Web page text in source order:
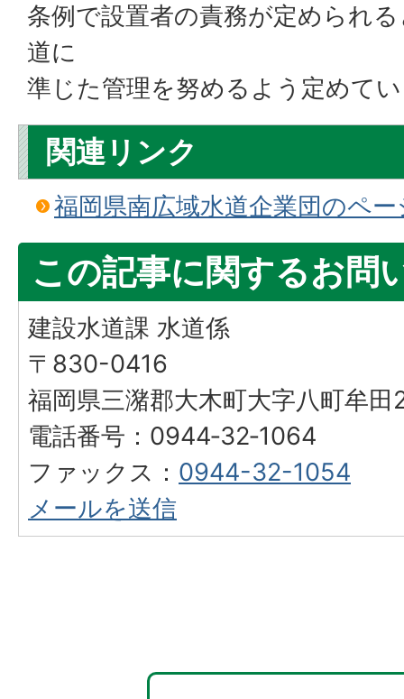
条例で設置者の責務が定められ
道に
準じた管理を努めるよう定めて
関連リンク
福岡県南広域水道企業団のペ
この記事に関するお問
建設水道課 水道係
〒830-0416
福岡県三潴郡大木町大字八町牟
電話番号：0944‐32‐1064
ファックス： 0944-32-1054
メールを送信